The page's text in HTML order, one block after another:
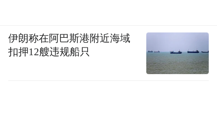
伊朗称在阿巴斯港附近海域
扣押12艘违规船只